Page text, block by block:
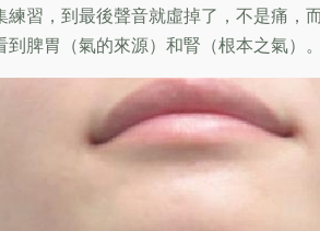
習，到最後聲音就虛掉了，不是痛，
脾胃（氣的來源）和腎（根本之氣）